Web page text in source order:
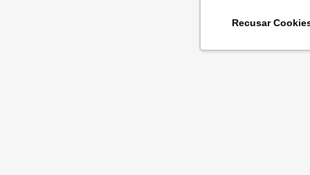
Recusar